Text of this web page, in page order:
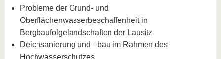
Probleme der Grund- und
Oberflächenwasserbeschaffenheit in
Bergbaufolgelandschaften der Lausitz
Deichsanierung und –bau im Rahmen des
Hochwasserschutzes